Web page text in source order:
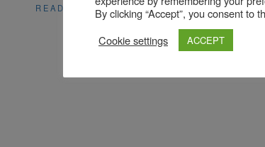
READ MOREBy clicking “Accept”, you consent to
Cookie settings
ACCEPT